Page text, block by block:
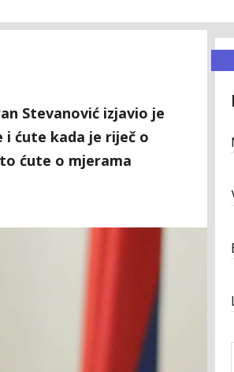
Stevanović izjavio je
i ćute kada je riječ o
ćute o mjerama